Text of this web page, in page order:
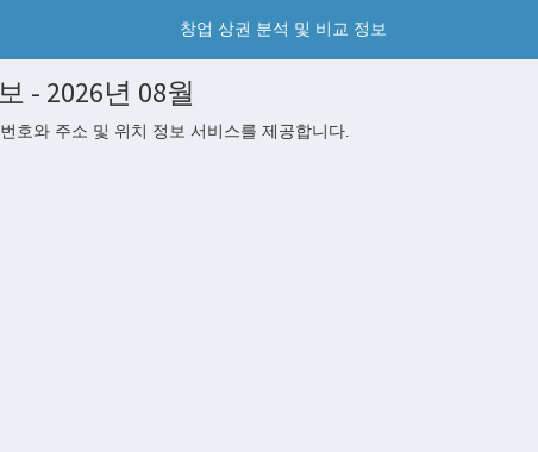
창업 상권 분석 및 비교 정보
- 2026년 08월
호와 주소 및 위치 정보 서비스를 제공합니다.